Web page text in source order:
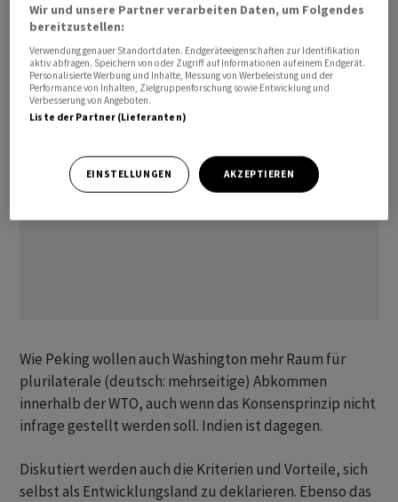
gegen chinesische Exporte zu protestieren, die ihren
Markt überschwemmen, ohne dass europäische
Unternehmen gleichberechtigten Zugang erhalten.
Wie Peking wollen auch Washington mehr Raum für
plurilaterale (deutsch: mehrseitige) Abkommen
innerhalb der WTO, auch wenn das Konsensprinzip nicht
infrage gestellt werden soll. Indien ist dagegen.
Diskutiert werden auch die Kriterien und Vorteile, sich
selbst als Entwicklungsland zu deklarieren. Ebenso das
Wir und unsere Partner verarbeiten Daten, um Folgendes
bereitzustellen:
Verwendung genauer Standortdaten. Endgeräteeigenschaften zur Identifikation
aktiv abfragen. Speichern von oder Zugriff auf Informationen auf einem Endgerät.
Personalisierte Werbung und Inhalte, Messung von Werbeleistung und der
Performance von Inhalten, Zielgruppenforschung sowie Entwicklung und
Verbesserung von Angeboten.
Liste der Partner (Lieferanten)
EINSTELLUNGEN AKZEPTIEREN